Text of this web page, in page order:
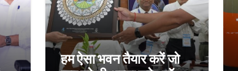
हम ऐसा भवन तैयार करें जो